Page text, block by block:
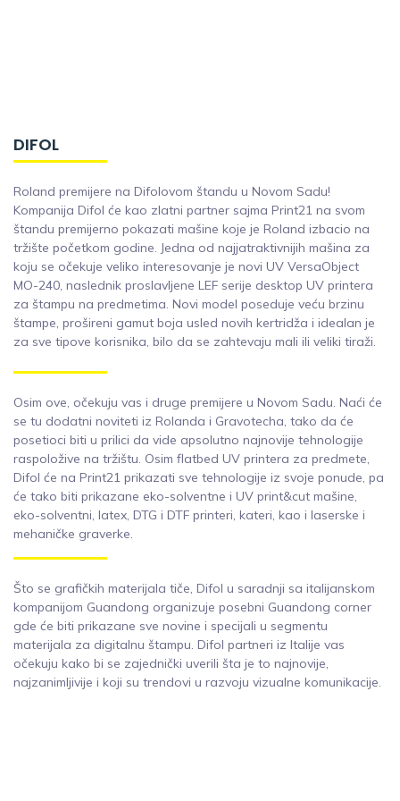
DIFOL
Roland premijere na Difolovom štandu u Novom Sadu!
Kompanija Difol će kao zlatni partner sajma Print21 na svom
štandu premijerno pokazati mašine koje je Roland izbacio na
tržište početkom godine. Jedna od najjatraktivnijih mašina za
koju se očekuje veliko interesovanje je novi UV VersaObject
MO-240, naslednik proslavljene LEF serije desktop UV printera
za štampu na predmetima. Novi model poseduje veću brzinu
štampe, prošireni gamut boja usled novih kertridža i idealan je
za sve tipove korisnika, bilo da se zahtevaju mali ili veliki tiraži.
Osim ove, očekuju vas i druge premijere u Novom Sadu. Naći će
se tu dodatni noviteti iz Rolanda i Gravotecha, tako da će
posetioci biti u prilici da vide apsolutno najnovije tehnologije
raspoložive na tržištu. Osim flatbed UV printera za predmete,
Difol će na Print21 prikazati sve tehnologije iz svoje ponude, pa
će tako biti prikazane eko-solventne i UV print&cut mašine,
eko-solventni, latex, DTG i DTF printeri, kateri, kao i laserske i
mehaničke graverke.
Što se grafičkih materijala tiče, Difol u saradnji sa italijanskom
kompanijom Guandong organizuje posebni Guandong corner
gde će biti prikazane sve novine i specijali u segmentu
materijala za digitalnu štampu. Difol partneri iz Italije vas
očekuju kako bi se zajednički uverili šta je to najnovije,
najzanimljivije i koji su trendovi u razvoju vizualne komunikacije.